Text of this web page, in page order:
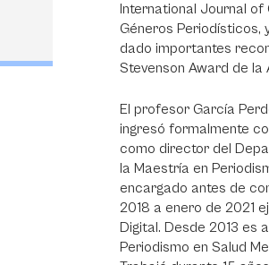
International Journal of
Géneros Periodísticos,
dado importantes
Stevenson Award de la
El profesor García
ingresó formalmente
como director del
la Maestría en
encargado antes de
2018 a enero de 2021
Digital. Desde 2013 es
Periodismo en Salud